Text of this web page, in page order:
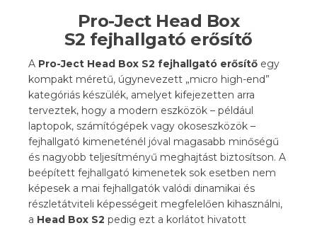
Pro-Ject Head Box
S2 fejhallgató erősítő
A Pro-Ject Head Box S2 fejhallgató erősítő egy
kompakt méretű, úgynevezett „micro high-end”
kategóriás készülék, amelyet kifejezetten arra
terveztek, hogy a modern eszközök – például
laptopok, számítógépek vagy okoseszközök –
fejhallgató kimeneténél jóval magasabb minőségű
és nagyobb teljesítményű meghajtást biztosítson. A
beépített fejhallgató kimenetek sok esetben nem
képesek a mai fejhallgatók valódi dinamikai és
részletátviteli képességeit megfelelően kihasználni,
a Head Box S2 pedig ezt a korlátot hivatott